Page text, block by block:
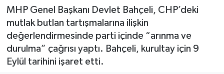
MHP Genel Başkanı Devlet Bahçeli, CHP’deki
mutlak butlan tartışmalarına ilişkin
değerlendirmesinde parti içinde “arınma ve
durulma” çağrısı yaptı. Bahçeli, kurultay için 9
Eylül tarihini işaret etti.
Gündem
Resmi İlan
Tüm Manşetler
Son Dakika Haberleri
Haber Arşivi